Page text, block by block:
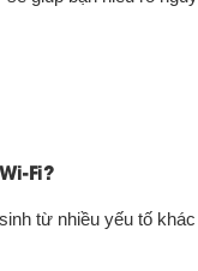
Fi?
từ nhiều yếu tố